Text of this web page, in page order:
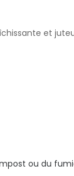
et
ou du